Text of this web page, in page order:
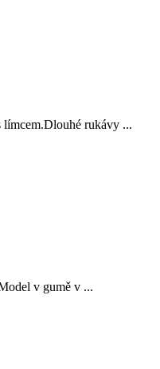
rukávy ...
v gumě v ...